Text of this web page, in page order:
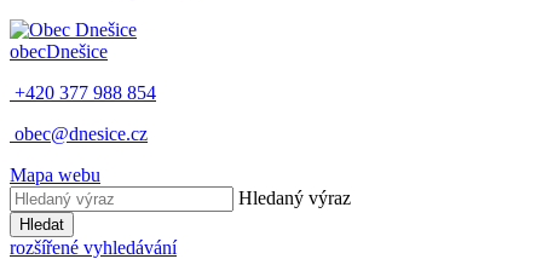
obecDnešice
+420 377 988 854
obec@dnesice.cz
Mapa webu
Hledaný výraz
Hledat
rozšířené vyhledávání